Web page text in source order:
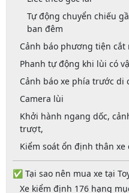
Tự động chuyển chiếu
ban đêm
Cảnh báo phương tiện cắt
Phanh tự động khi lùi có
Cảnh báo xe phía trước di
Camera lùi
Khởi hành ngang dốc,
trượt,
Kiểm soát ổn định thân xe
✅ Tại sao nên mua xe tại
Xe kiểm định 176 hạng